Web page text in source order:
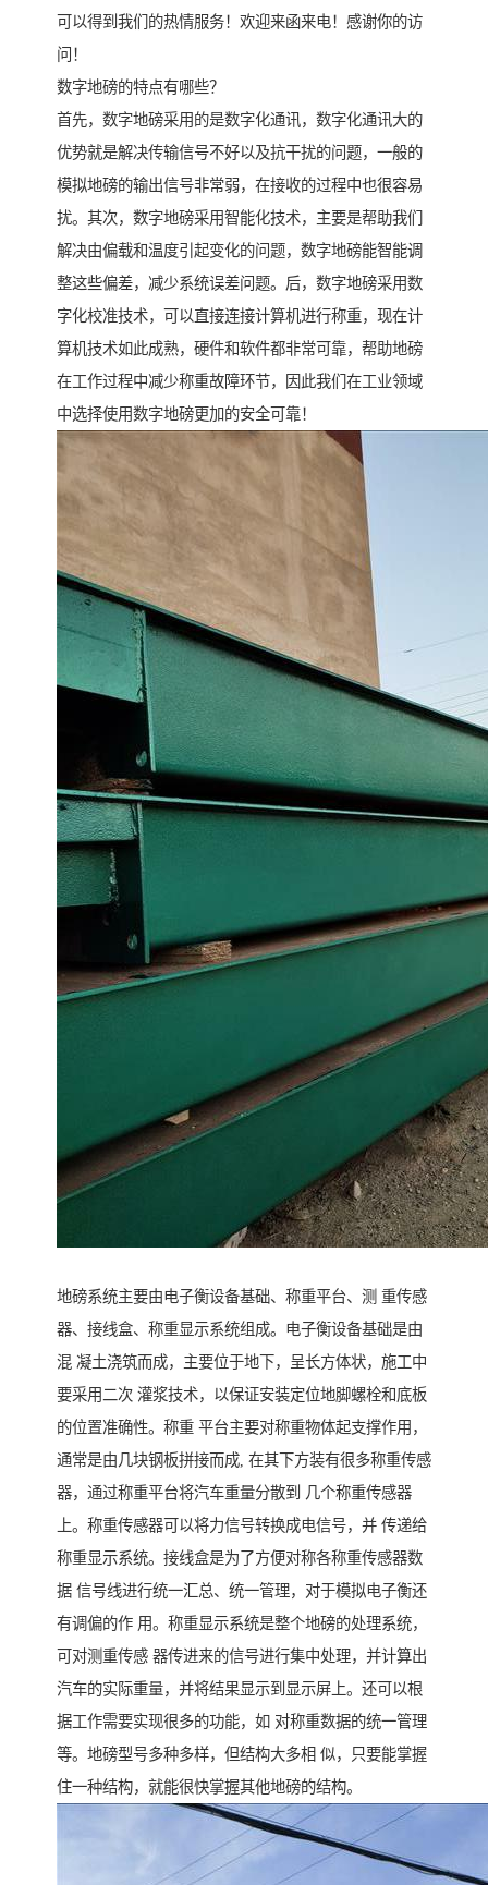
可以得到我们的热情服务！欢迎来函来电！感谢你的访
问！
数字地磅的特点有哪些？
首先，数字地磅采用的是数字化通讯，数字化通讯大的
优势就是解决传输信号不好以及抗干扰的问题，一般的
模拟地磅的输出信号非常弱，在接收的过程中也很容易
扰。其次，数字地磅采用智能化技术，主要是帮助我们
解决由偏载和温度引起变化的问题，数字地磅能智能调
整这些偏差，减少系统误差问题。后，数字地磅采用数
字化校准技术，可以直接连接计算机进行称重，现在计
算机技术如此成熟，硬件和软件都非常可靠，帮助地磅
在工作过程中减少称重故障环节，因此我们在工业领域
中选择使用数字地磅更加的安全可靠！
地磅系统主要由电子衡设备基础、称重平台、测 重传感
器、接线盒、称重显示系统组成。电子衡设备基础是由
混 凝土浇筑而成，主要位于地下，呈长方体状，施工中
要采用二次 灌浆技术，以保证安装定位地脚螺栓和底板
的位置准确性。称重 平台主要对称重物体起支撑作用，
通常是由几块钢板拼接而成, 在其下方装有很多称重传感
器，通过称重平台将汽车重量分散到 几个称重传感器
上。称重传感器可以将力信号转换成电信号，并 传递给
称重显示系统。接线盒是为了方便对称各称重传感器数
据 信号线进行统一汇总、统一管理，对于模拟电子衡还
有调偏的作 用。称重显示系统是整个地磅的处理系统，
可对测重传感 器传进来的信号进行集中处理，并计算出
汽车的实际重量，并将结果显示到显示屏上。还可以根
据工作需要实现很多的功能，如 对称重数据的统一管理
等。地磅型号多种多样，但结构大多相 似，只要能掌握
住一种结构，就能很快掌握其他地磅的结构。